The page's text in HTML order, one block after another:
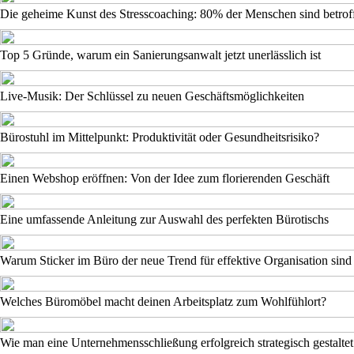
Die geheime Kunst des Stresscoaching: 80% der Menschen sind
Top 5 Gründe, warum ein Sanierungsanwalt jetzt unerlässlich ist
Live-Musik: Der Schlüssel zu neuen Geschäftsmöglichkeiten
Bürostuhl im Mittelpunkt: Produktivität oder Gesundheitsrisiko?
Einen Webshop eröffnen: Von der Idee zum florierenden Geschäft
Eine umfassende Anleitung zur Auswahl des perfekten Bürotischs
Warum Sticker im Büro der neue Trend für effektive Organisation sind
Welches Büromöbel macht deinen Arbeitsplatz zum Wohlfühlort?
Wie man eine Unternehmensschließung erfolgreich strategisch gestaltet